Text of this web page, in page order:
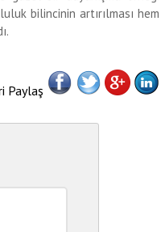
bilincinin artırılması hem
Paylaş